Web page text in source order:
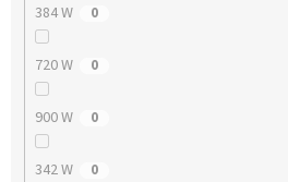
384 W 0
720 W 0
900 W 0
342 W 0